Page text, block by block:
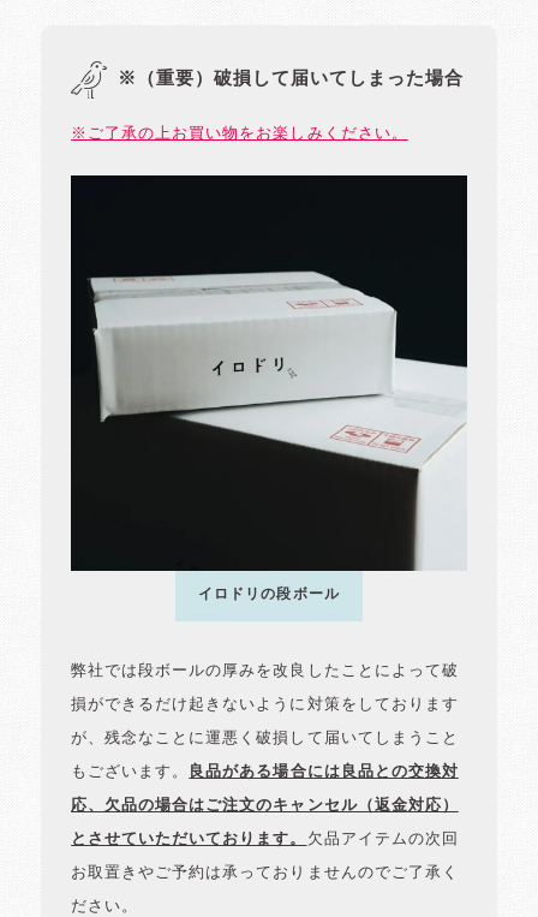
※（重要）破損して届いてしまった場合
※ご了承の上お買い物をお楽しみください。
イロドリの段ボール
弊社では段ボールの厚みを改良したことによって破
損ができるだけ起きないように対策をしております
が、残念なことに運悪く破損して届いてしまうこと
もございます。 良品がある場合には良品との交換対
応、欠品の場合はご注文のキャンセル（返金対応）
とさせていただいております。 欠品アイテムの次回
お取置きやご予約は承っておりませんのでご了承く
ださい。